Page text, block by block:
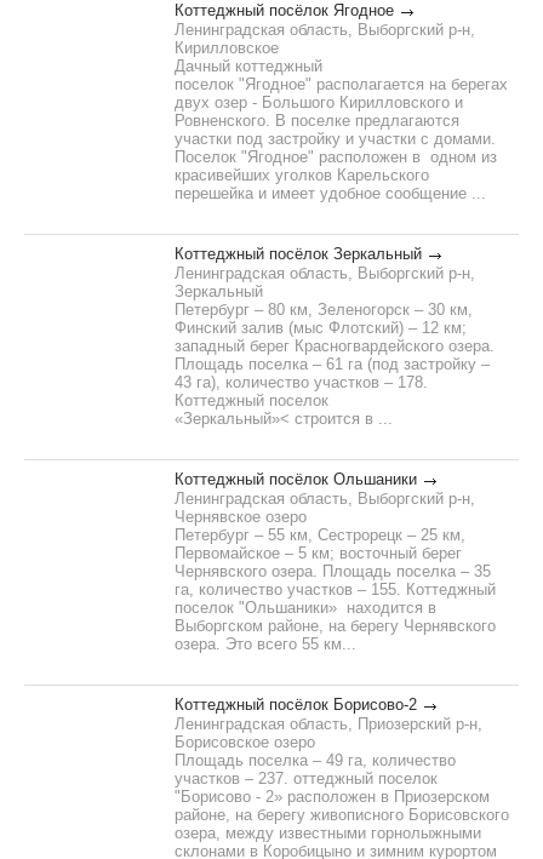
Коттеджный посёлок Ягодное
Ленинградская область, Выборгский р-н,
Кирилловское
Дачный коттеджный
поселок "Ягодное" располагается на берегах
двух озер - Большого Кирилловского и
Ровненского. В поселке предлагаются
участки под застройку и участки с домами.
Поселок "Ягодное" расположен в одном из
красивейших уголков Карельского
перешейка и имеет удобное сообщение ...
Коттеджный посёлок Зеркальный
Ленинградская область, Выборгский р-н,
Зеркальный
Петербург – 80 км, Зеленогорск – 30 км,
Финский залив (мыс Флотский) – 12 км;
западный берег Красногвардейского озера.
Площадь поселка – 61 га (под застройку –
43 га), количество участков – 178.
Коттеджный поселок
«Зеркальный»< строится в ...
Коттеджный посёлок Ольшаники
Ленинградская область, Выборгский р-н,
Чернявское озеро
Петербург – 55 км, Сестрорецк – 25 км,
Первомайское – 5 км; восточный берег
Чернявского озера. Площадь поселка – 35
га, количество участков – 155. Коттеджный
поселок "Ольшаники» находится в
Выборгском районе, на берегу Чернявского
озера. Это всего 55 км...
Коттеджный посёлок Борисово-2
Ленинградская область, Приозерский р-н,
Борисовское озеро
Площадь поселка – 49 га, количество
участков – 237. оттеджный поселок
"Борисово - 2» расположен в Приозерском
районе, на берегу живописного Борисовского
озера, между известными горнолыжными
склонами в Коробицыно и зимним курортом